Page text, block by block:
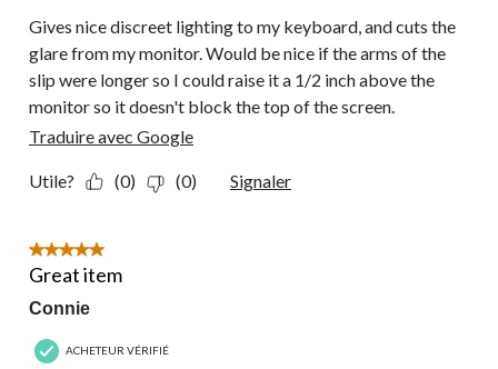
Gives nice discreet lighting to my keyboard, and cuts the
glare from my monitor. Would be nice if the arms of the
slip were longer so I could raise it a 1/2 inch above the
monitor so it doesn't block the top of the screen.
Traduire avec Google
Utile? (0) (0) Signaler
5 étoile(s) sur 5.
Great item
Connie
ACHETEUR VÉRIFIÉ